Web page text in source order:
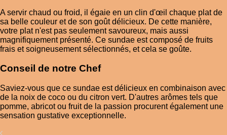
A servir chaud ou froid, il égaie en un clin d'œil chaque plat de
sa belle couleur et de son goût délicieux. De cette manière,
votre plat n'est pas seulement savoureux, mais aussi
magnifiquement présenté. Ce sundae est composé de fruits
frais et soigneusement sélectionnés, et cela se goûte.
Conseil de notre Chef
Saviez-vous que ce sundae est délicieux en combinaison avec
de la noix de coco ou du citron vert. D'autres arômes tels que
pomme, abricot ou fruit de la passion procurent également une
sensation gustative exceptionnelle.